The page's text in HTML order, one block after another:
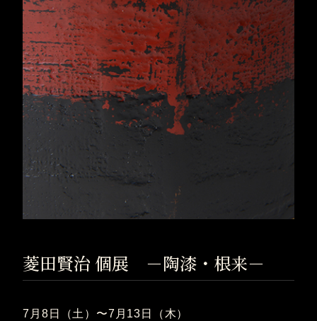
菱田賢治 個展 －陶漆・根来－
7月8日（土）〜7月13日（木）